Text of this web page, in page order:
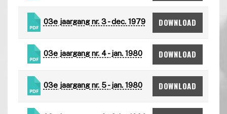
03e jaargang nr. 3 - dec. 1979 DOWNLOAD
03e jaargang nr. 4 - jan. 1980 DOWNLOAD
03e jaargang nr. 5 - jan. 1980 DOWNLOAD